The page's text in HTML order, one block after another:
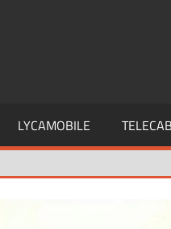
LYCAMOBILE